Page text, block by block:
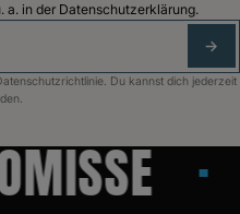
a. in der Datenschutzerklärung.
Du kannst dich jederzeit